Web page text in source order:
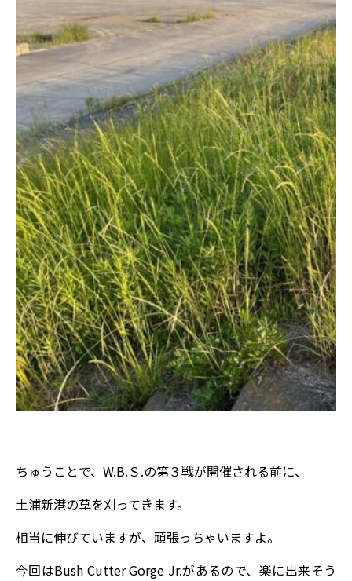
ちゅうことで、W.B.Ｓ.の第３戦が開催される前に、
土浦新港の草を刈ってきます。
相当に伸びていますが、頑張っちゃいますよ。
今回はBush Cutter Gorge Jr.があるので、楽に出来そう